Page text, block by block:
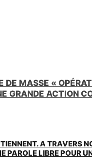
DE MASSE «
GRANDE ACTION
A TRAVERS
PAROLE LIBRE POUR